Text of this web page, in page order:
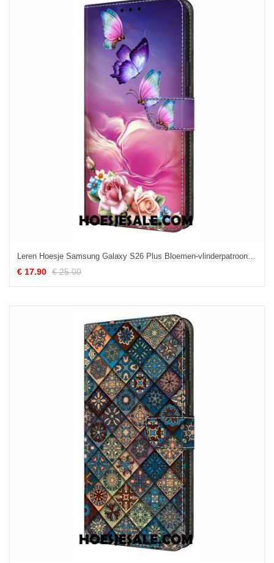
Leren Hoesje Samsung Galaxy S26 Plus Bloemen-vlinderpatroon Bescherming Hoesje
€ 17.90 € 25.00